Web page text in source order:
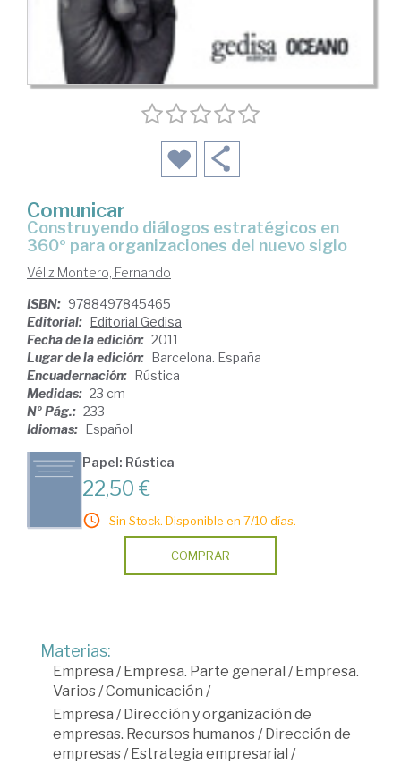
Comunicar
construyendo diálogos estratégicos en
360º para organizaciones del nuevo siglo
Véliz Montero, Fernando
ISBN: 9788497845465
Editorial: Editorial Gedisa
Fecha de la edición: 2011
Lugar de la edición: Barcelona. España
Encuadernación: Rústica
Medidas: 23 cm
Nº Pág.: 233
Idiomas: Español
Papel: Rústica
22,50 €
Sin Stock. Disponible en 7/10 días.
COMPRAR
Materias:
Empresa /Empresa. Parte general /Empresa.
Varios /Comunicación /
Empresa /Dirección y organización de
empresas. Recursos humanos /Dirección de
empresas /Estrategia empresarial /